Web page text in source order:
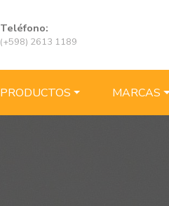
Teléfono:
(+598) 2613 1189
PRODUCTOS MARCAS